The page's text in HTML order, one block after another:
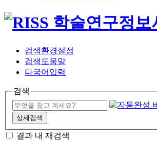
검색환경설정
검색도움말
다국어입력
검색
상세검색
결과 내 재검색